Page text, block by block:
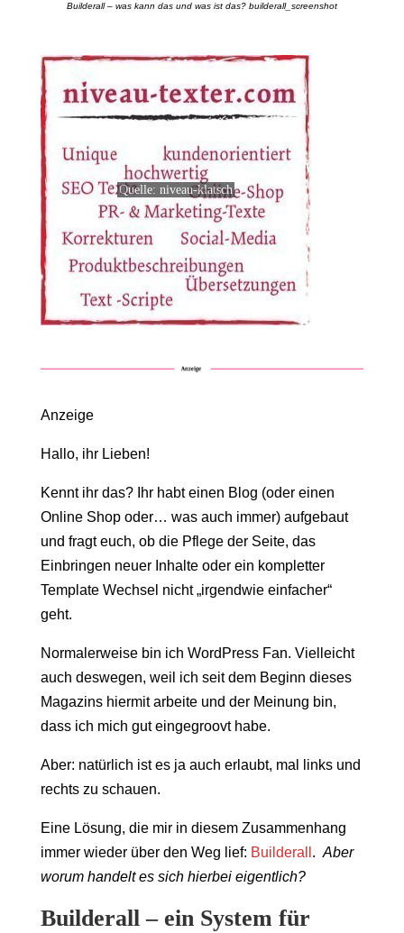
Builderall – was kann das und was ist das? builderall_screenshot
Quelle: niveau-klatsch
Anzeige
Hallo, ihr Lieben!
Kennt ihr das? Ihr habt einen Blog (oder einen
Online Shop oder… was auch immer) aufgebaut
und fragt euch, ob die Pflege der Seite, das
Einbringen neuer Inhalte oder ein kompletter
Template Wechsel nicht „irgendwie einfacher“
geht.
Normalerweise bin ich WordPress Fan. Vielleicht
auch deswegen, weil ich seit dem Beginn dieses
Magazins hiermit arbeite und der Meinung bin,
dass ich mich gut eingegroovt habe.
Aber: natürlich ist es ja auch erlaubt, mal links und
rechts zu schauen.
Eine Lösung, die mir in diesem Zusammenhang
immer wieder über den Weg lief: Builderall . Aber
worum handelt es sich hierbei eigentlich?
Builderall – ein System für